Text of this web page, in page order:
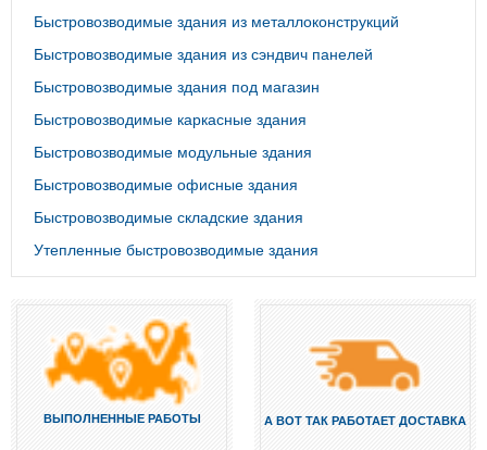
Быстровозводимые здания из металлоконструкций
Быстровозводимые здания из сэндвич панелей
Быстровозводимые здания под магазин
Быстровозводимые каркасные здания
Быстровозводимые модульные здания
Быстровозводимые офисные здания
Быстровозводимые складские здания
Утепленные быстровозводимые здания
ВЫПОЛНЕННЫЕ РАБОТЫ А ВОТ ТАК РАБОТАЕТ ДОСТАВКА